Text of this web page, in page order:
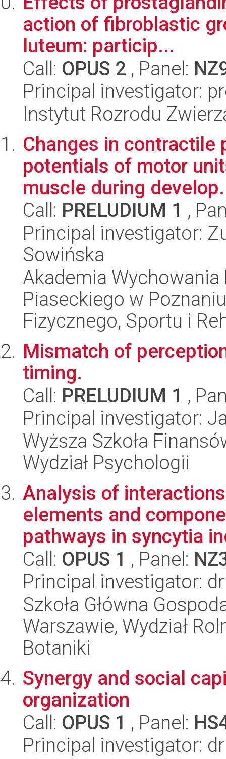
action of fibroblastic
luteum: particip...
Call: OPUS 2 , Panel:
Principal investigator:
Instytut Rozrodu
Changes in contractile
potentials of motor
muscle during
Call: PRELUDIUM 1 ,
Principal investigator:
Sowińska
Akademia
Piaseckiego w
Fizycznego, Sportu i
Mismatch of
timing.
Call: PRELUDIUM 1 ,
Principal investigator:
Wyższa Szkoła
Wydział Psychologii
Analysis of
elements and
pathways in syncytia
Call: OPUS 1 , Panel:
Principal investigator:
Szkoła Główna
Warszawie, Wydział
Botaniki
Synergy and social
organization
Call: OPUS 1 , Panel:
Principal investigator: